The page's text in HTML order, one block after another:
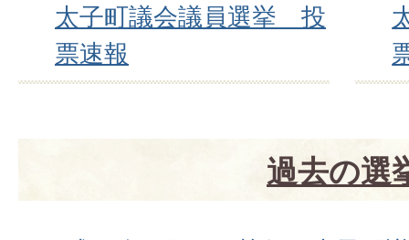
太子町議会議員選挙 投
票速報
過去の選